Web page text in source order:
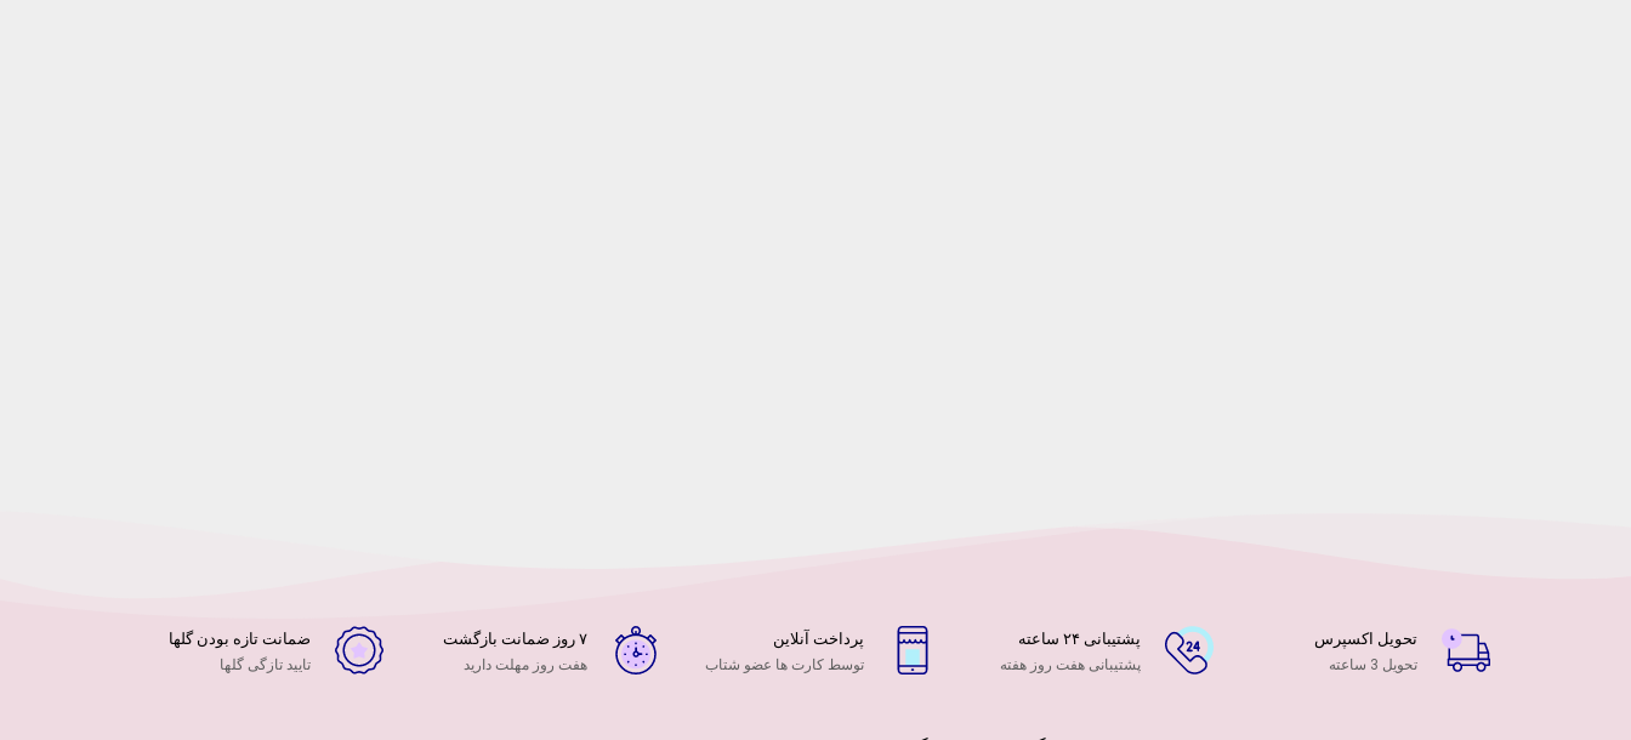
تحویل اکسپرس
تحویل 3 ساعته
پشتیبانی ۲۴ ساعته
پشتیبانی هفت روز هفته
پرداخت آنلاین
توسط کارت ها عضو شتاب
۷ روز ضمانت بازگشت
هفت روز مهلت دارید
ضمانت تازه بودن گلها
تایید تازگی گلها